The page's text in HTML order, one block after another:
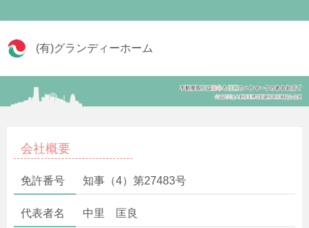
(有)グランディーホーム
会社概要
免許番号 知事（4）第27483号
代表者名 中里 匡良